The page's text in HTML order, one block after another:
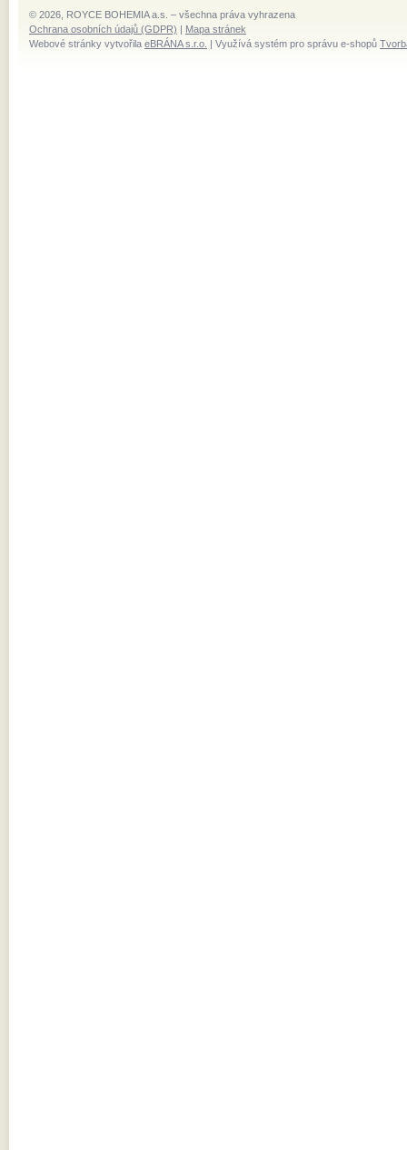
© 2026, ROYCE BOHEMIA a.s. – všechna práva vyhrazena
Ochrana osobních údajů (GDPR) | Mapa stránek
Webové stránky vytvořila eBRÁNA s.r.o. | Využívá systém pro správu e-shopů